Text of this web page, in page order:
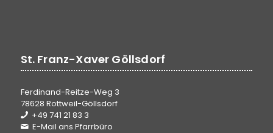
St. Franz-Xaver Göllsdorf
Ferdinand-Reitze-Weg 3
78628 Rottweil-Göllsdorf
+49 741 21 83 3
E-Mail ans Pfarrbüro